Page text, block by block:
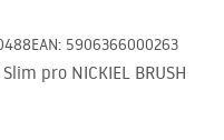
EAN: 5906366000263
pro NICKIEL BRUSH